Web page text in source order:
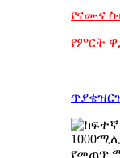
የናሙና
የምርት
ጥያቄ